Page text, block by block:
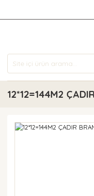
12*12=144M2